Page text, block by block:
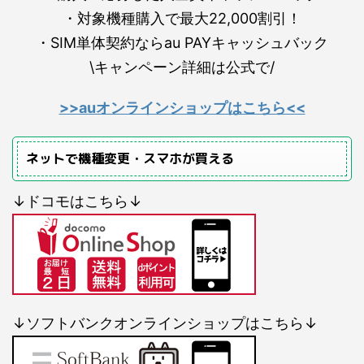
・対象機種購入で最大22,000割引！
・SIM単体契約ならau PAYキャッシュバック
\キャンペーン詳細は公式で/
>>auオンラインショップはこちら<<
ネットで機種変更・スマホが買える
↓ドコモはこちら↓
↓ソフトバンクオンラインショップはこちら↓